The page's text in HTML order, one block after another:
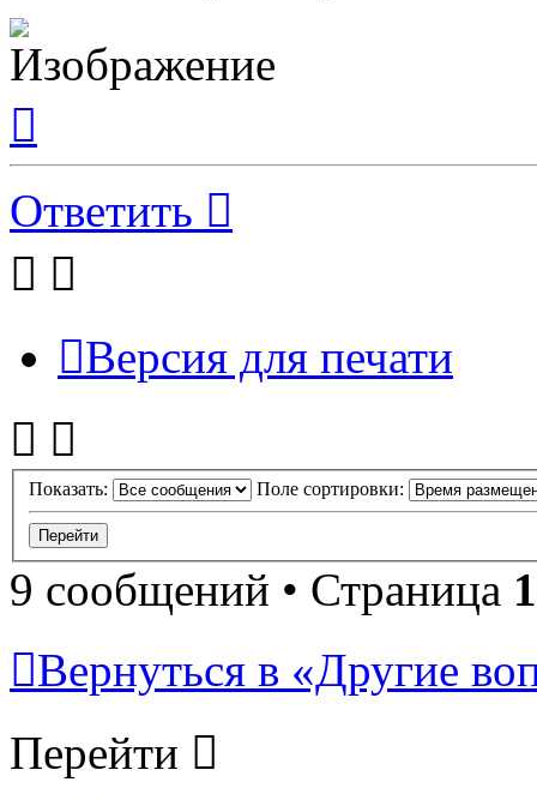
началу
Ответить
Версия для печати
Показать: Поле сортировки:
9 сообщений • Страница 1
Вернуться в «Другие
Перейти